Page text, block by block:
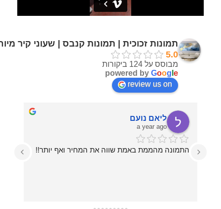
תמונות זכוכית | תמונות קנבס | שעוני קיר
5.0
מבוסס על 124 ביקורות
powered by Goog e
review us on
ליאם נועם
a year ago
התמונה מהממת באמת שווה את המחיר ואף יותר!!